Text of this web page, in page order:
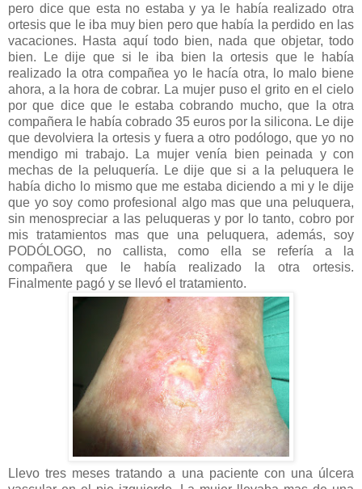
pero dice que esta no estaba y ya le había realizado otra
ortesis que le iba muy bien pero que había la perdido en las
vacaciones. Hasta aquí todo bien, nada que objetar, todo
bien. Le dije que si le iba bien la ortesis que le había
realizado la otra compañea yo le hacía otra, lo malo biene
ahora, a la hora de cobrar. La mujer puso el grito en el cielo
por que dice que le estaba cobrando mucho, que la otra
compañera le había cobrado 35 euros por la silicona. Le dije
que devolviera la ortesis y fuera a otro podólogo, que yo no
mendigo mi trabajo. La mujer venía bien peinada y con
mechas de la peluquería. Le dije que si a la peluquera le
había dicho lo mismo que me estaba diciendo a mi y le dije
que yo soy como profesional algo mas que una peluquera,
sin menospreciar a las peluqueras y por lo tanto, cobro por
mis tratamientos mas que una peluquera, además, soy
PODÓLOGO, no callista, como ella se refería a la
compañera que le había realizado la otra ortesis.
Finalmente pagó y se llevó el tratamiento.
Llevo tres meses tratando a una paciente con una úlcera